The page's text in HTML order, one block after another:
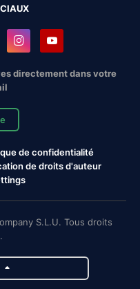
directement dans votre
de confidentialité
de droits d'auteur
S.L.U. Tous droits